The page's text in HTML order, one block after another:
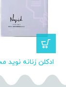
ادکلن زنانه نوید